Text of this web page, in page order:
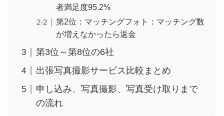
者満足度95.2%
第2位：マッチングフォト：マッチング数
が増えなかったら返金
第3位～第8位の6社
出張写真撮影サービス比較まとめ
申し込み、写真撮影、写真受け取りまで
の流れ